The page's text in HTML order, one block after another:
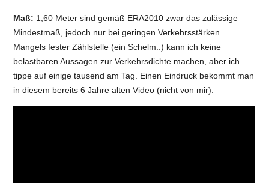
Maß: 1,60 Meter sind gemäß ERA2010 zwar das zulässige
Mindestmaß, jedoch nur bei geringen Verkehrsstärken.
Mangels fester Zählstelle (ein Schelm..) kann ich keine
belastbaren Aussagen zur Verkehrsdichte machen, aber ich
tippe auf einige tausend am Tag. Einen Eindruck bekommt man
in diesem bereits 6 Jahre alten Video (nicht von mir).